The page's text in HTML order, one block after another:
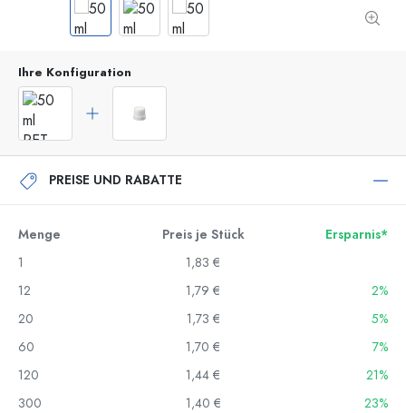
Ihre Konfiguration
PREISE UND RABATTE
Menge Preis je Stück
Ersparnis*
1
1,83 €
12
1,79 €
2%
20
1,73 €
5%
60
1,70 €
7%
120
1,44 €
21%
300
1,40 €
23%